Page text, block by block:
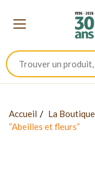
Accueil La Boutique
“Abeilles et fleurs”